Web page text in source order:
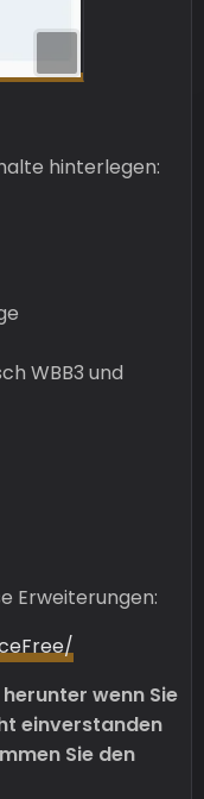
hinterlegen:
WBB3 und
Erweiterungen:
wenn Sie
einverstanden
Sie den